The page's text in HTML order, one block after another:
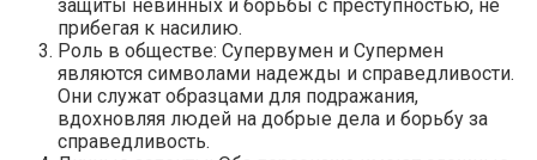
защиты невинных и борьбы с преступностью, не
прибегая к насилию.
Роль в обществе: Супервумен и Супермен
являются символами надежды и справедливости.
Они служат образцами для подражания,
вдохновляя людей на добрые дела и борьбу за
справедливость.